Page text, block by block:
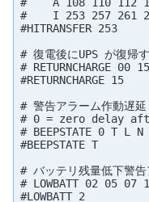
#    A 108 110 112
#    I 253 257
#HITRANSFER 253
# 復電後にUPS が復帰
# RETURNCHARGE
#RETURNCHARGE 15
# 警告アラーム作動遅延
# 0 = zero delay
# BEEPSTATE 0 T L
#BEEPSTATE T
# バッテリ残量低下警
# LOWBATT 02 05
#LOWBATT 2